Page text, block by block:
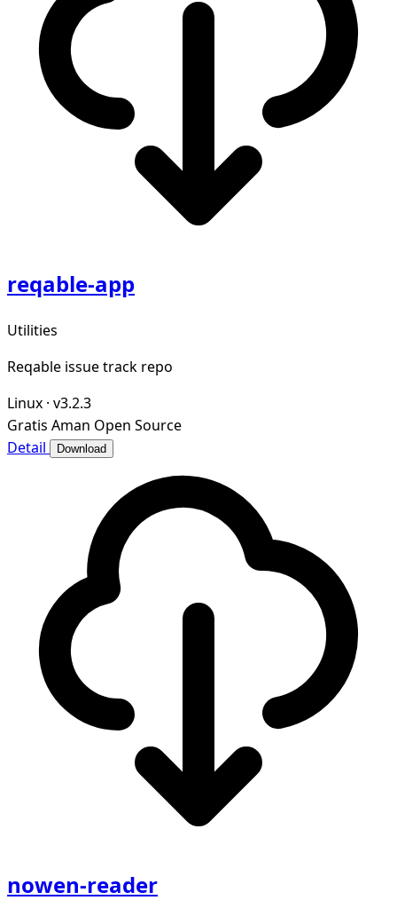
reqable-app
Utilities
Reqable issue track repo
Linux · v3.2.3
Gratis Aman Open Source
Detail
Download
nowen-reader